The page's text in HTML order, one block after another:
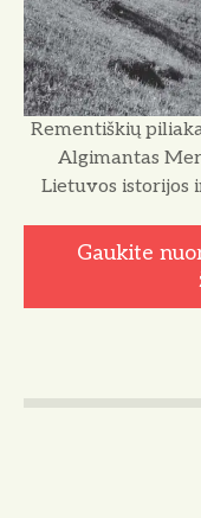
Rementiškių
Algimantas
Lietuvos istorijos
Gaukite